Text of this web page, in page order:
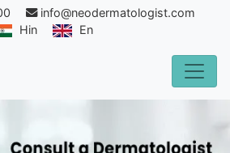
info@neodermatologist.com
Hin
En